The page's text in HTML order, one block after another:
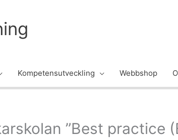
Kompetensutveckling Webbshop
”Best practice